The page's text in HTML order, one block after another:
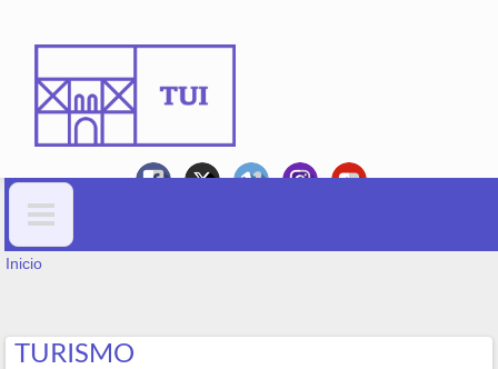
Formulario de busca
VOSTEDE ESTÁ AQUÍ
Inicio
TURISMO